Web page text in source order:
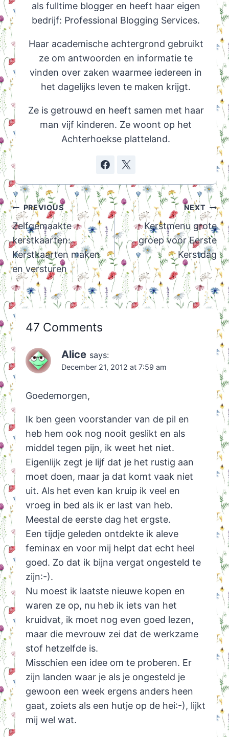
als fulltime blogger en heeft haar eigen
bedrijf: Professional Blogging Services.
Haar academische achtergrond gebruikt
ze om antwoorden en informatie te
vinden over zaken waarmee iedereen in
het dagelijks leven te maken krijgt.
Ze is getrouwd en heeft samen met haar
man vijf kinderen. Ze woont op het
Achterhoekse platteland.
Post
navigation
PREVIOUS
Zelfgemaakte
kerstkaarten:
Kerstkaarten maken
en versturen
NEXT
Kerstmenu grote
groep voor Eerste
Kerstdag
47 Comments
Alice says:
December 21, 2012 at 7:59 am
Goedemorgen,
Ik ben geen voorstander van de pil en
heb hem ook nog nooit geslikt en als
middel tegen pijn, ik weet het niet.
Eigenlijk zegt je lijf dat je het rustig aan
moet doen, maar ja dat komt vaak niet
uit. Als het even kan kruip ik veel en
vroeg in bed als ik er last van heb.
Meestal de eerste dag het ergste.
Een tijdje geleden ontdekte ik aleve
feminax en voor mij helpt dat echt heel
goed. Zo dat ik bijna vergat ongesteld te
zijn:-).
Nu moest ik laatste nieuwe kopen en
waren ze op, nu heb ik iets van het
kruidvat, ik moet nog even goed lezen,
maar die mevrouw zei dat de werkzame
stof hetzelfde is.
Misschien een idee om te proberen. Er
zijn landen waar je als je ongesteld je
gewoon een week ergens anders heen
gaat, zoiets als een hutje op de hei:-), lijkt
mij wel wat.